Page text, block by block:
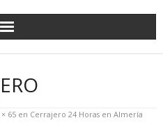
65 en Cerrajero 24 Horas en Almería